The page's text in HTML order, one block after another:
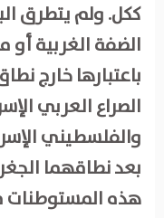
ككل. ولم يتطرق
الضفة الغربية أو
باعتبارها خارج
الصراع العربي
والفلسطيني
بعد نطاقهما
هذه المستوطنات